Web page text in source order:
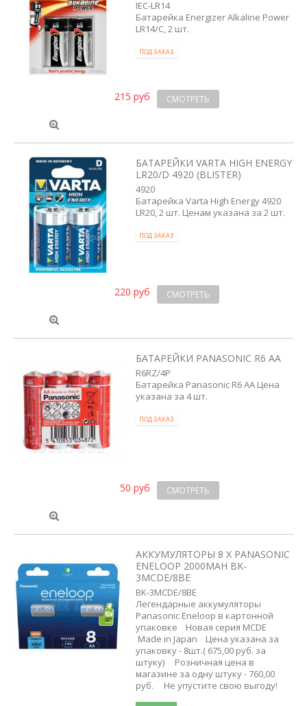
IEC-LR14
Батарейка Energizer Alkaline Power
LR14/C, 2 шт.
ПОД ЗАКАЗ
215 руб СМОТРЕТЬ
БАТАРЕЙКИ VARTA HIGH ENERGY
LR20/D 4920 (BLISTER)
4920
Батарейка Varta High Energy 4920
LR20, 2 шт. Ценам указана за 2 шт.
ПОД ЗАКАЗ
220 руб СМОТРЕТЬ
БАТАРЕЙКИ PANASONIC R6 AA
R6RZ/4P
Батарейка Panasonic R6 AA Цена
указана за 4 шт.
ПОД ЗАКАЗ
50 руб СМОТРЕТЬ
АККУМУЛЯТОРЫ 8 X PANASONIC
ENELOOP 2000MAH BK-
3MCDE/8BE
BK-3MCDE/8BE
Легендарные аккумуляторы
Panasonic Eneloop в картонной
упаковке Новая серия MCDE
Made in Japan Цена указана за
упаковку - 8шт.( 675,00 руб. за
штуку) Розничная цена в
магазине за одну штуку - 760,00
руб. Не упустите свою выгоду!